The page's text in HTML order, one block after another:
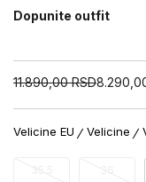
Dopunite outfit
11.890,00 RSD
Velicine EU Velicine